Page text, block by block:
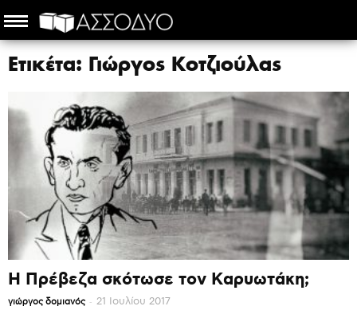
Ετικέτα: Γιώργος Κοτζιούλας
Η Πρέβεζα σκότωσε τον Καρυωτάκη;
γιώργος δομιανός - 21 Ιουλίου 2017